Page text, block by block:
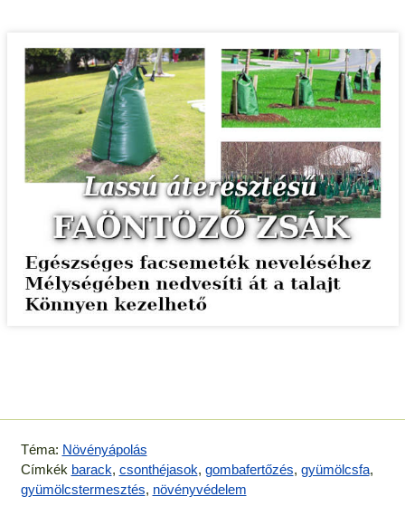
Téma: Növényápolás
Címkék barack, csonthéjasok, gombafertőzés, gyümölcsfa,
gyümölcstermesztés, növényvédelem